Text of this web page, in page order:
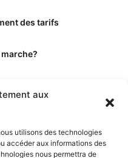
aux
utilisons des technologies
accéder aux informations des
nous permettra de
des tarifs